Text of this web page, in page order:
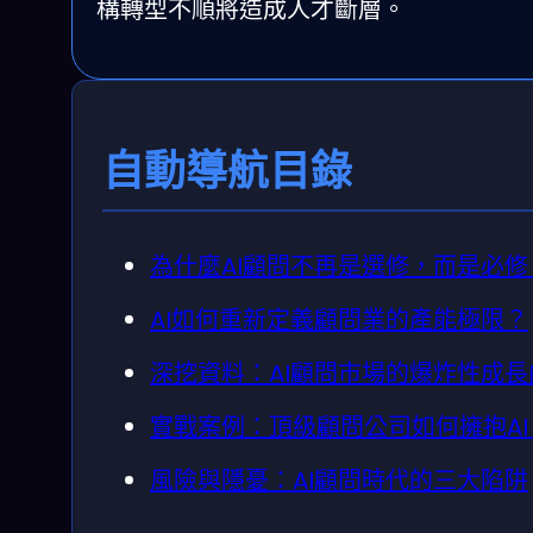
構轉型不順將造成人才斷層。
自動導航目錄
為什麼AI顧問不再是選修，而是必修
AI如何重新定義顧問業的產能極限？
深挖資料：AI顧問市場的爆炸性成
實戰案例：頂級顧問公司如何擁抱AI
風險與隱憂：AI顧問時代的三大陷阱